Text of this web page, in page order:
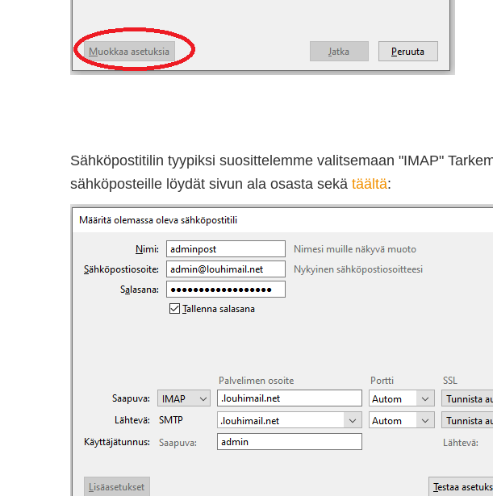
Sähköpostitilin tyypiksi suosittelemme valitsemaan "IMAP"
sähköposteille löydät sivun ala osasta sekä täältä: